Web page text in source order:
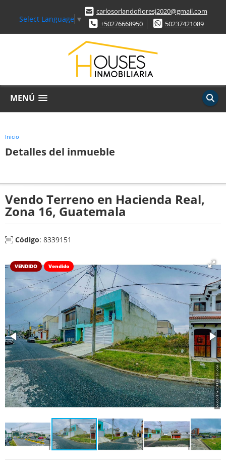
Select Language ▼
carlosorlandofloresj2020@gmail.com
+50276668950
50237421089
MENÚ
Inicio
Detalles del inmueble
Vendo Terreno en Hacienda Real,
Zona 16, Guatemala
Código: 8339151
VENDIDO Vendido